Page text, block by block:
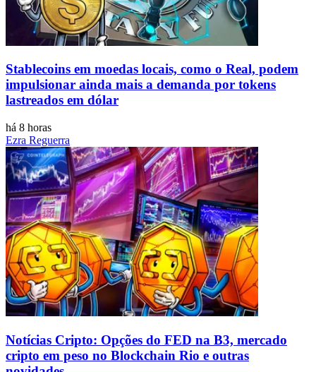
Stablecoins ​​em moedas locais, como o Real, podem
impulsionar ainda mais a demanda por tokens
lastreados em dólar
há 8 horas
Ezra Reguerra
Notícias Cripto: Opções do FED na B3, mercado
cripto em peso no Blockchain Rio e outras